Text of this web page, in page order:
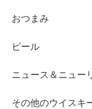
おつまみ
ビール
ニュース＆ニュー
その他のウイスキ